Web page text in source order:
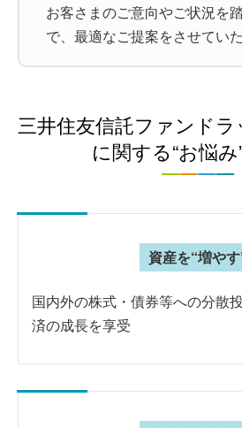
お客さまのご意向やご状況を
で、最適なご提案をさせていた
三井住友信託ファンド
に関する“お悩
資産を“増や
国内外の株式・債券等への分散
済の成長を享受